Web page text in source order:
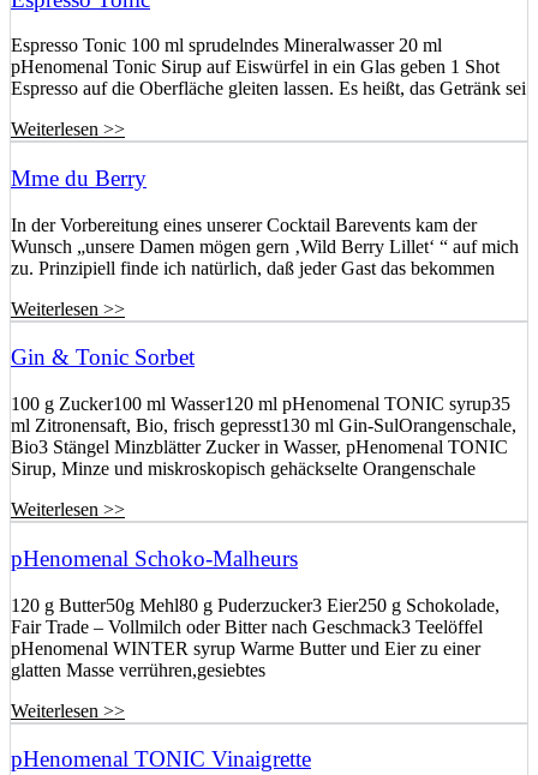
Espresso Tonic 100 ml sprudelndes Mineralwasser 20 ml
pHenomenal Tonic Sirup auf Eiswürfel in ein Glas geben 1 Shot
Espresso auf die Oberfläche gleiten lassen. Es heißt, das Getränk sei
Weiterlesen >>
Mme du Berry
In der Vorbereitung eines unserer Cocktail Barevents kam der
Wunsch „unsere Damen mögen gern ‚Wild Berry Lillet‘ “ auf mich
zu. Prinzipiell finde ich natürlich, daß jeder Gast das bekommen
Weiterlesen >>
Gin & Tonic Sorbet
100 g Zucker100 ml Wasser120 ml pHenomenal TONIC syrup35
ml Zitronensaft, Bio, frisch gepresst130 ml Gin-SulOrangenschale,
Bio3 Stängel Minzblätter Zucker in Wasser, pHenomenal TONIC
Sirup, Minze und miskroskopisch gehäckselte Orangenschale
Weiterlesen >>
pHenomenal Schoko-Malheurs
120 g Butter50g Mehl80 g Puderzucker3 Eier250 g Schokolade,
Fair Trade – Vollmilch oder Bitter nach Geschmack3 Teelöffel
pHenomenal WINTER syrup Warme Butter und Eier zu einer
glatten Masse verrühren,gesiebtes
Weiterlesen >>
pHenomenal TONIC Vinaigrette